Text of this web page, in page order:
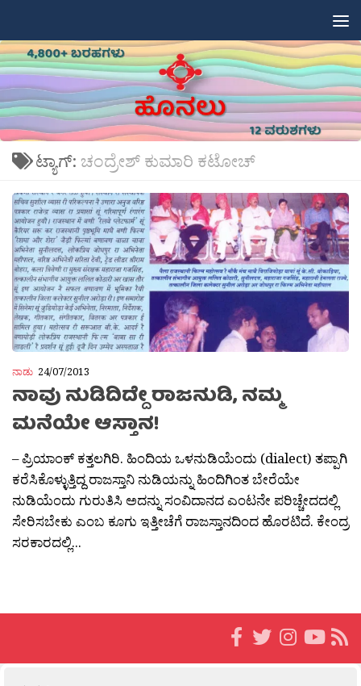
ಟ್ಯಾಗ್: ಚಂದ್ರೇಶ್ ಕುಮಾರಿ ಕಟೋಚ್
ನಾಡು 24/07/2013
ನಾವು ನುಡಿದಿದ್ದೇ ರಾಜನುಡಿ, ನಮ್ಮ
ಮನೆಯೇ ಆಸ್ತಾನ!
– ಪ್ರಿಯಾಂಕ್ ಕತ್ತಲಗಿರಿ. ಹಿಂದಿಯ ಒಳನುಡಿಯೆಂದು (dialect) ತಪ್ಪಾಗಿ
ಕರೆಸಿಕೊಳ್ಳುತ್ತಿದ್ದ ರಾಜಸ್ತಾನಿ ನುಡಿಯನ್ನು ಹಿಂದಿಗಿಂತ ಬೇರೆಯೇ
ನುಡಿಯೆಂದು ಗುರುತಿಸಿ ಅದನ್ನು ಸಂವಿದಾನದ ಎಂಟನೇ ಪರಿಚ್ಚೇದದಲ್ಲಿ
ಸೇರಿಸಬೇಕು ಎಂಬ ಕೂಗು ಇತ್ತೀಚೆಗೆ ರಾಜಸ್ತಾನದಿಂದ ಹೊರಟಿದೆ. ಕೇಂದ್ರ
ಸರಕಾರದಲ್ಲಿ...